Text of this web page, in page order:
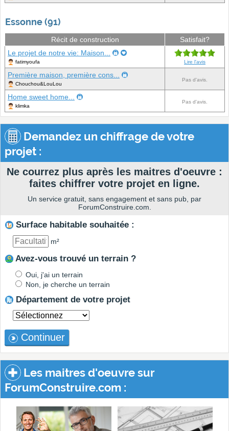
Essonne (91)
Récit de construction
Satisfait?
Le projet de notre vie: Maison...
fatimyoufa Lire l'avis
Première maison, première cons...
Chouchou&LouLou
Pas d'avis.
Home sweet home...
klimka
Pas d'avis.
Demandez un chiffrage de votre
projet :
Ne courrez plus après les maitres d'oeuvre :
faites chiffrer votre projet en ligne.
Un service gratuit, sans engagement et sans pub, par
ForumConstruire.com.
Surface habitable souhaitée :
m²
Avez-vous trouvé un terrain ?
Oui, j'ai un terrain
Non, je cherche un terrain
Département de votre projet
Continuer
Les maitres d'oeuvre sur
ForumConstruire.com :